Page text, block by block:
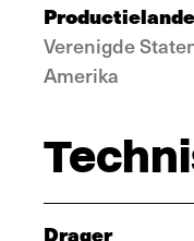
Verenigde
Amerika
Drager